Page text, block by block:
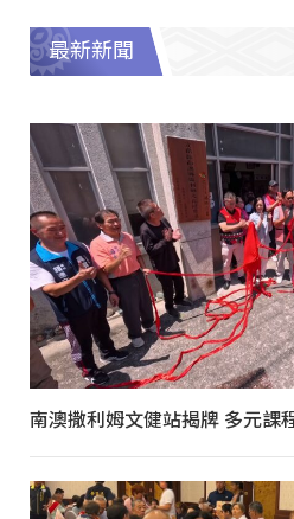
最新新聞
南澳撒利姆文健站揭牌 多元課